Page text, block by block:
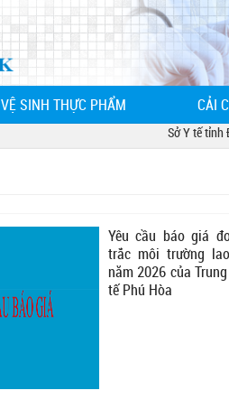
SINH THỰC PHẨM CẢI
Sở Y tế tỉnh
Yêu cầu báo giá
trắc môi trường
năm 2026 của
tế Phú Hòa